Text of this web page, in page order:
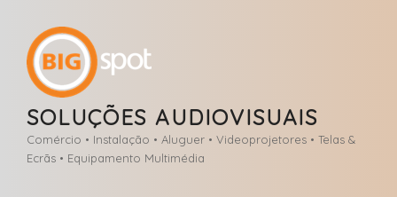
conteúdo
SOLUÇÕES AUDIOVISUAIS
Comércio • Instalação • Aluguer • Videoprojetores • Telas &
Ecrãs • Equipamento Multimédia